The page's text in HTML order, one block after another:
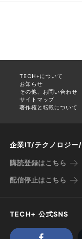
TECH+について
お知らせ
その他、お問い合わせ
サイトマップ
著作権と転載について
企業IT/テクノロジ
購読登録はこちら
配信停止はこちら
TECH+ 公式SNS